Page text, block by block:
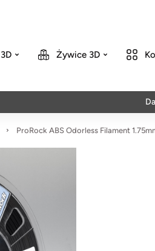
Żywice 3D
ProRock ABS Odorless Filament